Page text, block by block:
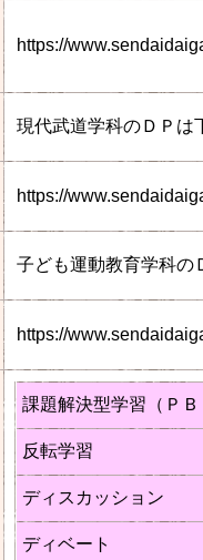
https://
現代武道学科のＤＰは
https://
子ども運動教育学科の
https://
課題解決型学習（ＰＢ
反転学習
ディスカッション
ディベート